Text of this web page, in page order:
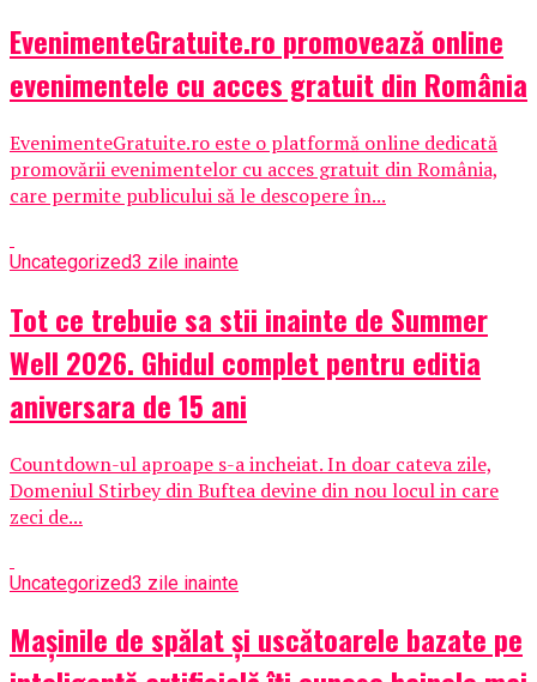
EvenimenteGratuite.ro promovează online
evenimentele cu acces gratuit din România
EvenimenteGratuite.ro este o platformă online dedicată
promovării evenimentelor cu acces gratuit din România,
care permite publicului să le descopere în...
Uncategorized3 zile inainte
Tot ce trebuie sa stii inainte de Summer
Well 2026. Ghidul complet pentru editia
aniversara de 15 ani
Countdown-ul aproape s-a incheiat. In doar cateva zile,
Domeniul Stirbey din Buftea devine din nou locul in care
zeci de...
Uncategorized3 zile inainte
Mașinile de spălat și uscătoarele bazate pe